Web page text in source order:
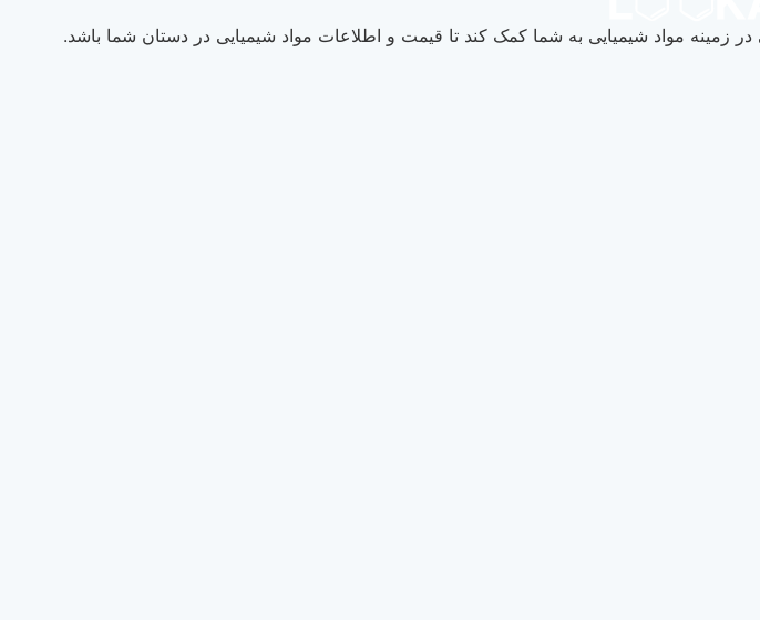
مواد شیمیایی به شما کمک کند تا قیمت و اطلاعات مواد شیمیایی در دستان شما باشد.